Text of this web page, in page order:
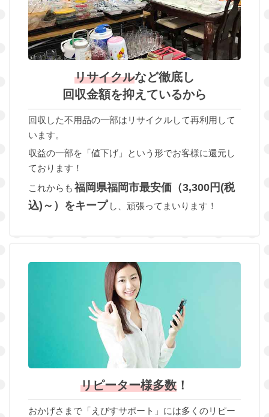
リサイクルなど徹底し
回収金額を抑えているから
回収した不用品の一部はリサイクルして再利用して
います。
収益の一部を「値下げ」という形でお客様に還元し
ております！
これからも 福岡県福岡市最安価（3,300円(税
込)～）をキープ し、頑張ってまいります！
リピーター様多数 ！
おかげさまで「えびすサポート」には多くのリピー